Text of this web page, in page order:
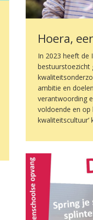
Hoera,
In 2023 heeft de
bestuurstoezicht
ambitie en
verantwoording
voldoende en op